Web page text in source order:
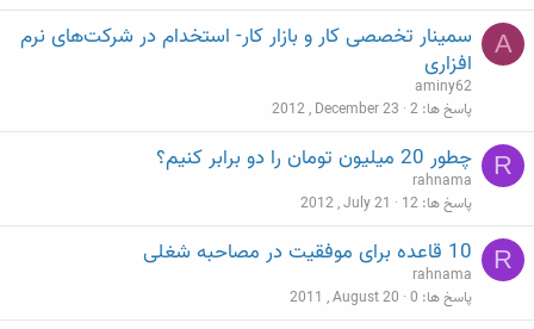
A
سمینار تخصصی کار و بازار کار- استخدام در شرکت‌های نرم
افزاری
aminy62
پاسخ ها 2
2012 , December 23
R چطور 20 میلیون تومان را دو برابر کنیم؟
rahnama
پاسخ ها 12
2012 , July 21
R 10 قاعده برای موفقیت در مصاحبه شغلی
rahnama
پاسخ ها 0
2011 , August 20